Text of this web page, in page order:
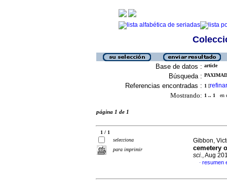
Base de datos : article
Búsqueda :
Referencias encontradas : 1 [refinar
Mostrando: 1 .. 1 en
página 1 de 1
1 / 1
selecciona
para imprimir
Gibbon,
cemetery
sci., Aug
· resumen